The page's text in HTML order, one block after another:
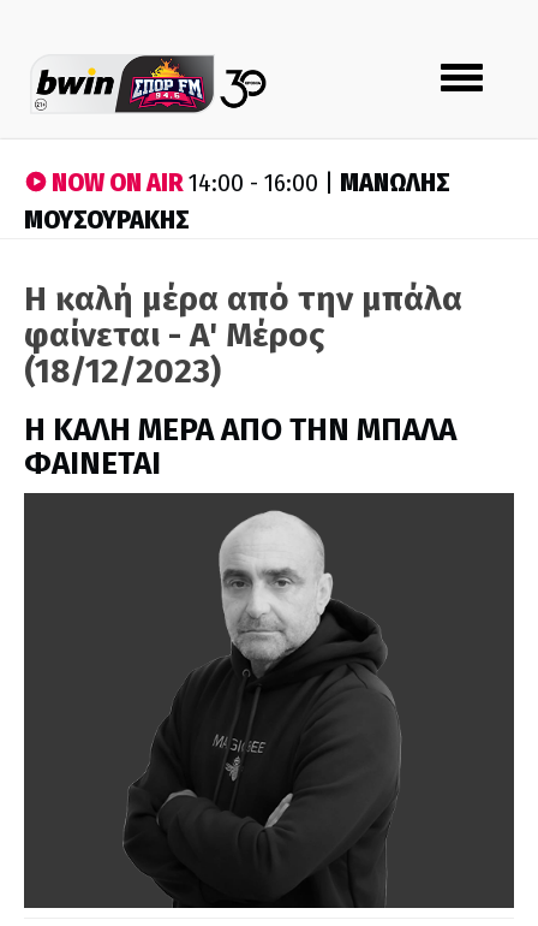
Toggle
navigation
NOW ON AIR14:00 - 16:00 | ΜΑΝΩΛΗΣ
ΜΟΥΣΟΥΡΑΚΗΣ
Η καλή μέρα από την μπάλα
φαίνεται - A' Mέρος
(18/12/2023)
H ΚΑΛΗ ΜΕΡΑ ΑΠΟ ΤΗΝ ΜΠΑΛΑ
ΦΑΙΝΕΤΑΙ